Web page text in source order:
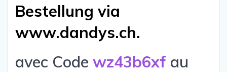
Bestellung via
www.dandys.ch.
avec Code wz43b6xf au